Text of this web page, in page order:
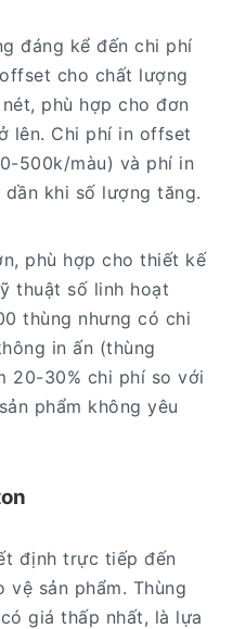
đáng kể đến chi phí
cho chất lượng
phù hợp cho đơn
lên. Chi phí in offset
500k/màu) và phí in
khi số lượng tăng.
phù hợp cho thiết kế
thuật số linh hoạt
thùng nhưng có chi
in ấn (thùng
20-30% chi phí so với
phẩm không yêu
định trực tiếp đến
vệ sản phẩm. Thùng
giá thấp nhất, là lựa